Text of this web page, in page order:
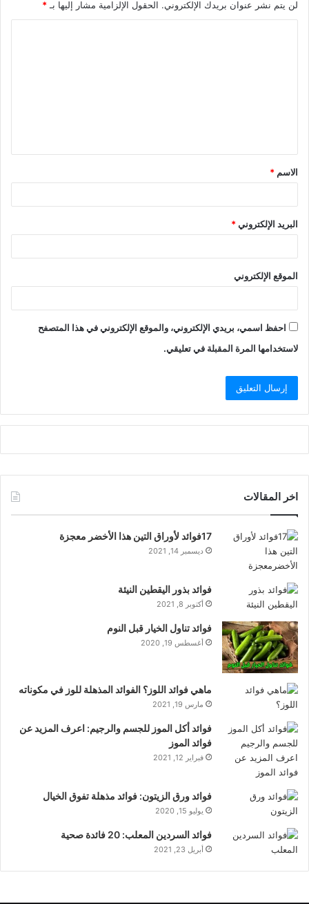
لن يتم نشر عنوان بريدك الإلكتروني. الحقول الإلزامية مشار إليها بـ *
ق
*
الاسم *
البريد الإلكتروني*
الموقع الإلكتروني
احفظ اسمي، بريدي الإلكتروني، والموقع الإلكتروني في هذا المتصفح
لاستخدامها المرة المقبلة في تعليقي.
اخر المقالات
17فوائد لأوراق التين هذا الأخضر معجزة
ديسمبر 14, 2021
فوائد بذور اليقطين النيئة
أكتوبر 8, 2021
فوائد تناول الخيار قبل النوم
أغسطس 19, 2020
ماهي فوائد اللوز؟ الفوائد المذهلة للوز في مكوناته
مارس 19, 2021
فوائد أكل الموز للجسم والرجيم: اعرف المزيد عن
فوائد الموز
فبراير 12, 2021
فوائد ورق الزيتون: فوائد مذهلة تفوق الخيال
يوليو 15, 2020
فوائد السردين المعلب: 20 فائدة صحية
أبريل 23, 2021